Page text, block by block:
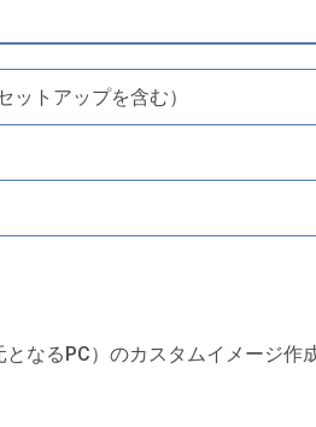
ットアップを含む）
なるPC）のカスタムイメージ作